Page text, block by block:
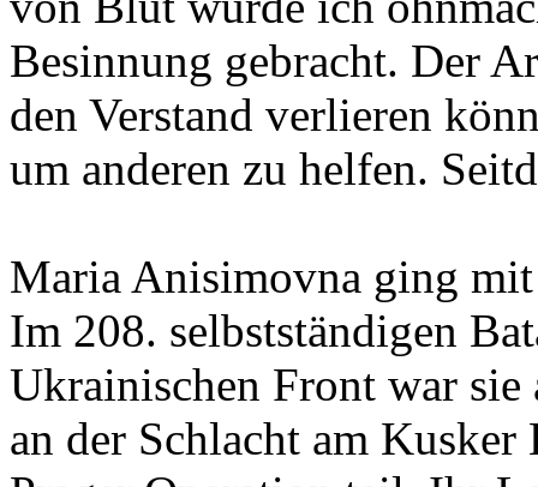
Besinnung gebracht. Der
den Verstand verlieren
um anderen zu helfen.
Maria Anisimovna ging
Im 208. selbstständigen
Ukrainischen Front war
an der Schlacht am